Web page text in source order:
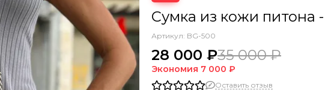
Сумка из кожи питона
Артикул: BG-500
28 000 ₽35 000 ₽
Экономия 7 000 ₽
Оставить отзыв